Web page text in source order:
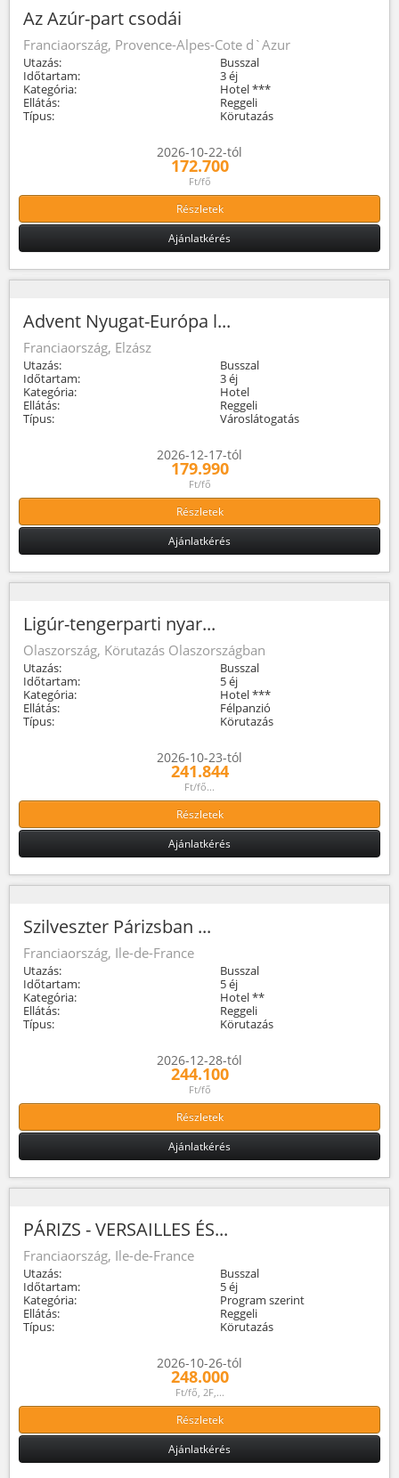
Az Azúr-part csodái
Franciaország, Provence-Alpes-Cote d`Azur
Utazás:
Busszal
Időtartam:
3 éj
Kategória:
Hotel ***
Ellátás:
Reggeli
Típus:
Körutazás
2026-10-22-tól
172.700
Ft/fő
Részletek
Ajánlatkérés
Advent Nyugat-Európa l...
Franciaország, Elzász
Utazás:
Busszal
Időtartam:
3 éj
Kategória:
Hotel
Ellátás:
Reggeli
Típus:
Városlátogatás
2026-12-17-tól
179.990
Ft/fő
Részletek
Ajánlatkérés
Ligúr-tengerparti nyar...
Olaszország, Körutazás Olaszországban
Utazás:
Busszal
Időtartam:
5 éj
Kategória:
Hotel ***
Ellátás:
Félpanzió
Típus:
Körutazás
2026-10-23-tól
241.844
Ft/fő...
Részletek
Ajánlatkérés
Szilveszter Párizsban ...
Franciaország, Ile-de-France
Utazás:
Busszal
Időtartam:
5 éj
Kategória:
Hotel **
Ellátás:
Reggeli
Típus:
Körutazás
2026-12-28-tól
244.100
Ft/fő
Részletek
Ajánlatkérés
PÁRIZS - VERSAILLES ÉS...
Franciaország, Ile-de-France
Utazás:
Busszal
Időtartam:
5 éj
Kategória:
Program szerint
Ellátás:
Reggeli
Típus:
Körutazás
2026-10-26-tól
248.000
Ft/fő, 2F,...
Részletek
Ajánlatkérés